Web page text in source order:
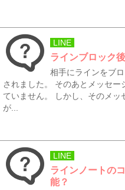
LINE
ラインブロック
相手にラインをブ
されました。 そのあとメッセ
ていません。 しかし、そのメ
が...
LINE
ラインノートの
能？